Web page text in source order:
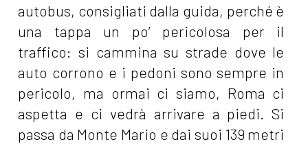
autobus, consigliati dalla guida, perché è
una tappa un po’ pericolosa per il
traffico: si cammina su strade dove le
auto corrono e i pedoni sono sempre in
pericolo, ma ormai ci siamo, Roma ci
aspetta e ci vedrà arrivare a piedi. Si
passa da Monte Mario e dai suoi 139 metri